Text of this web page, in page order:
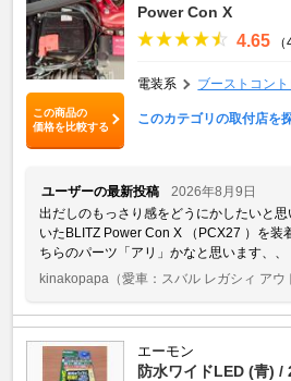
この商品の
価格を比較する
Power Con X
4.65
電装系 ブーストコン
このカテゴリの取付店を
ユーザーの最新投稿
2026年8月9日
出だしのもっさり感をどうにかしたいと
いたBLITZ Power Con X （PCX27 ）を装
ちらのパーツ「アリ」かなと思います、、
kinakopapa （愛車：スバル レガシィ アウ
エーモン
防水ワイドLED (青) /